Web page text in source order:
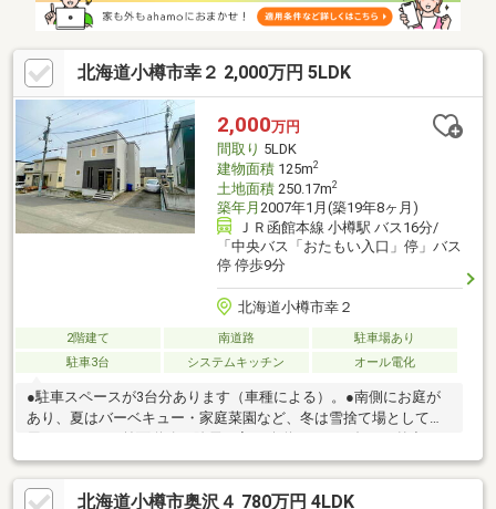
北海道小樽市幸２ 2,000万円 5LDK
2,000万円
間取り 5LDK
建物面積125m2
土地面積250.17m2
築年月 2007年1月(築19年8ヶ月)
ＪＲ函館本線 小樽駅 バス16分/
「中央バス「おたもい入口」停」バス
停 停歩9分
北海道小樽市幸２
2階建て 南道路
駐車場あり
駐車3台
システムキッチン オール電化
●駐車スペースが3台分あります（車種による）。●南側にお庭が
あり、夏はバーベキュー・家庭菜園など、冬は雪捨て場として利
やすい立地です。●エアコンが複数台あり、夏も快適にお過ごし
いただけます。お問合せの際は【物件番号27926】とお伝えいた
だけるとスムーズにご対応できます。駐車３台以上可、土地50坪
北海道小樽市奥沢４ 780万円 4LDK